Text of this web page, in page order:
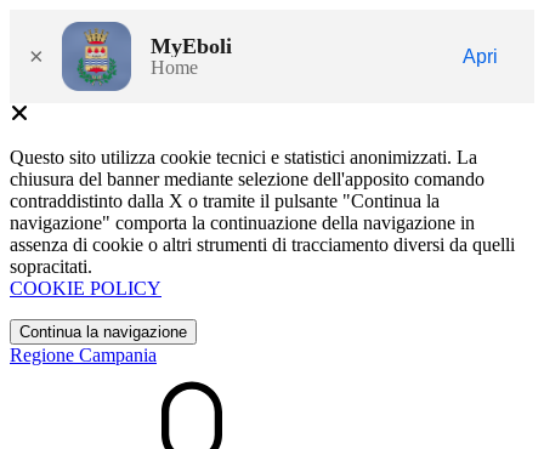
× MyEboli
Home
Apri
Questo sito utilizza cookie tecnici e statistici anonimizzati. La
chiusura del banner mediante selezione dell'apposito comando
contraddistinto dalla X o tramite il pulsante "Continua la
navigazione" comporta la continuazione della navigazione in
assenza di cookie o altri strumenti di tracciamento diversi da quelli
sopracitati.
COOKIE POLICY
Continua la navigazione
Regione Campania